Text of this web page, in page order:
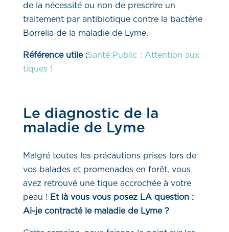
de la nécessité ou non de prescrire un
traitement par antibiotique contre la bactérie
Borrelia de la maladie de Lyme.
Référence utile :Santé Public : Attention aux
tiques !
Le diagnostic de la
maladie de Lyme
Malgré toutes les précautions prises lors de
vos balades et promenades en forêt, vous
avez retrouvé une tique accrochée à votre
peau ! Et là vous vous posez LA question :
Ai-je contracté le maladie de Lyme ?